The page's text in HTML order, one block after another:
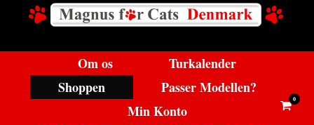
Om os
Turkalender
Shoppen
Passer Modellen?
Min Konto
View
0